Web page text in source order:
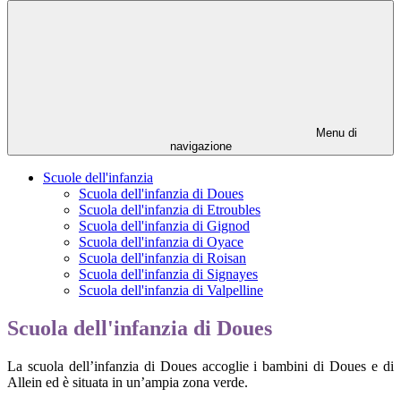
Menu di
navigazione
Scuole dell'infanzia
Scuola dell'infanzia di Doues
Scuola dell'infanzia di Etroubles
Scuola dell'infanzia di Gignod
Scuola dell'infanzia di Oyace
Scuola dell'infanzia di Roisan
Scuola dell'infanzia di Signayes
Scuola dell'infanzia di Valpelline
Scuola dell'infanzia di Doues
La scuola dell’infanzia di Doues accoglie i bambini di Doues e di
Allein ed è situata in un’ampia zona verde.